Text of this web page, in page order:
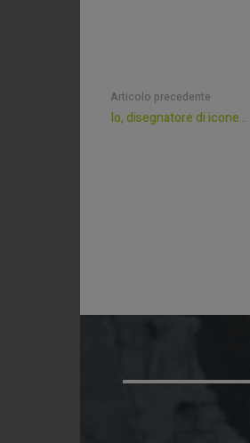
Articolo precedente
Io, disegnatore di icone…